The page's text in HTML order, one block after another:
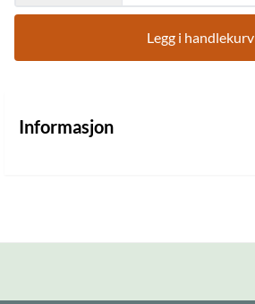
Legg i handlekurv
Informasjon